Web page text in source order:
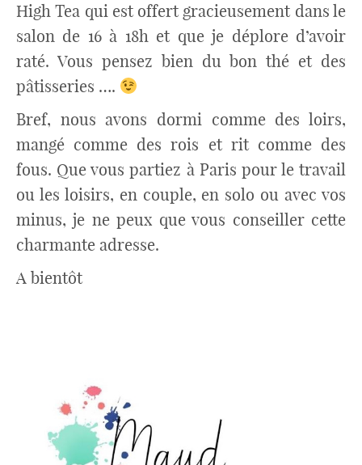
High Tea qui est offert gracieusement dans le
salon de 16 à 18h et que je déplore d’avoir
raté. Vous pensez bien du bon thé et des
pâtisseries ….
Bref, nous avons dormi comme des loirs,
mangé comme des rois et rit comme des
fous. Que vous partiez à Paris pour le travail
ou les loisirs, en couple, en solo ou avec vos
minus, je ne peux que vous conseiller cette
charmante adresse.
A bientôt